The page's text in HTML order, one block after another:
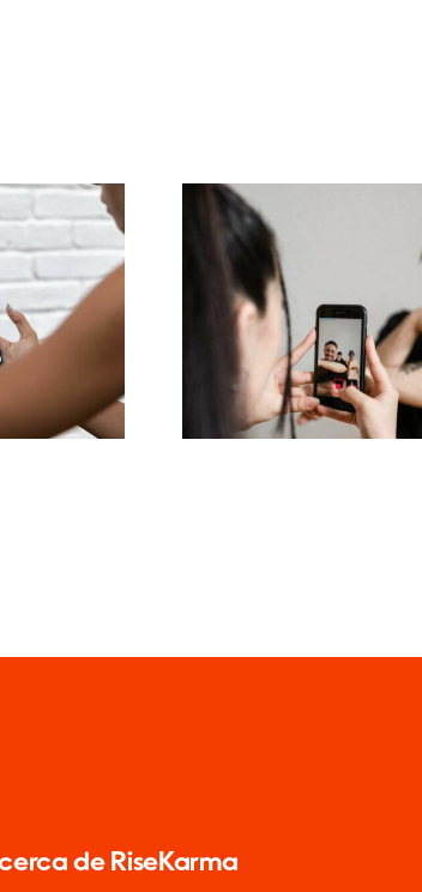
para
de
Métodos
para
negativos
Facebook
de RiseKarma